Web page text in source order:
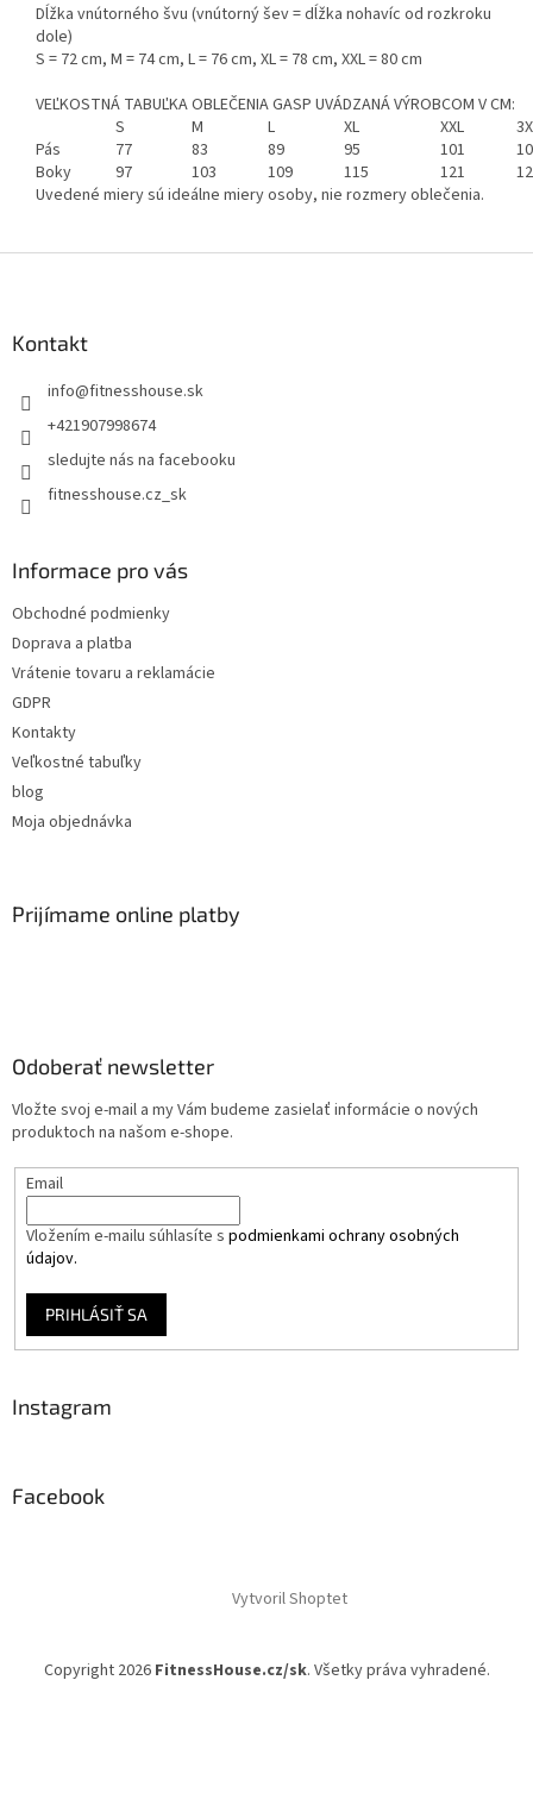
Dĺžka vnútorného švu (vnútorný šev = dĺžka nohavíc od rozkroku
dole)
S = 72 cm, M = 74 cm, L = 76 cm, XL = 78 cm, XXL = 80 cm
VEĽKOSTNÁ TABUĽKA OBLEČENIA GASP UVÁDZANÁ VÝROBCOM V CM:
S
M L XL XXL
Pás
77 83 89 95 101
Boky
97 103 109 115 121
Uvedené miery sú ideálne miery osoby, nie rozmery oblečenia.
Kontakt
info@fitnesshouse.sk
+421907998674
sledujte nás na facebooku
fitnesshouse.cz_sk
Informace pro vás
Obchodné podmienky
Doprava a platba
Vrátenie tovaru a reklamácie
GDPR
Kontakty
Veľkostné tabuľky
blog
Moja objednávka
Prijímame online platby
Odoberať newsletter
Vložte svoj e-mail a my Vám budeme zasielať informácie o nových
produktoch na našom e-shope.
Email
Vložením e-mailu súhlasíte s podmienkami ochrany osobných
údajov.
PRIHLÁSIŤ SA
Instagram
Facebook
Vytvoril Shoptet
Copyright 2026 FitnessHouse.cz/sk. Všetky práva vyhradené.